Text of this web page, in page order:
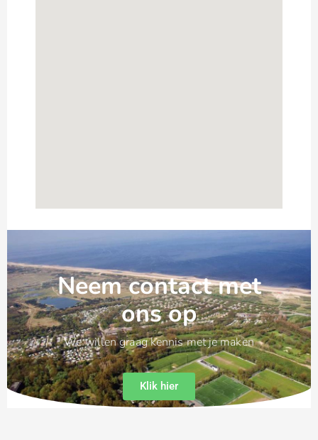
Neem contact met
ons op
We willen graag kennis met je maken
Klik hier